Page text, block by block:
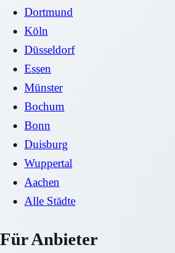
Dortmund
Köln
Düsseldorf
Essen
Münster
Bochum
Bonn
Duisburg
Wuppertal
Aachen
Alle Städte
Für Anbieter